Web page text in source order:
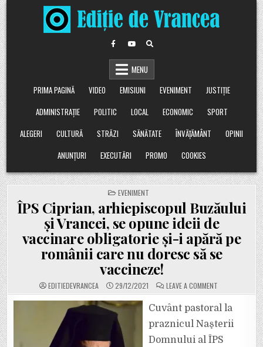
Skip
to
content
MENU
PRIMA PAGINĂ
VIDEO EMISIUNI EVENIMENT
JUSTIȚIE
ADMINISTRAȚIE
POLITIC LOCAL ECONOMIC
SPORT
ALEGERI
CULTURĂ STRĂZI SĂNĂTATE ÎNVĂȚĂMÂNT
OPINII
ANUNȚURI
EXECUTĂRI PROMO COOKIES
POSTED
IN
EVENIMENT
ÎPS Ciprian, arhiepiscopul Buzăului
și Vrancei, se opune ideii de
vaccinare obligatorie și-i apără pe
românii care nu doresc să se
vaccineze!
EDITIEDEVRANCEA 29/12/2021 LEAVE A COMMENT
ÎPS
ARHIEPISCOPUL
BUZĂULUI
ȘI
VRANCEI,
SE
OPUNE
Cuvânt pastoral la
praznicul Naşterii
Domnului al ÎPS